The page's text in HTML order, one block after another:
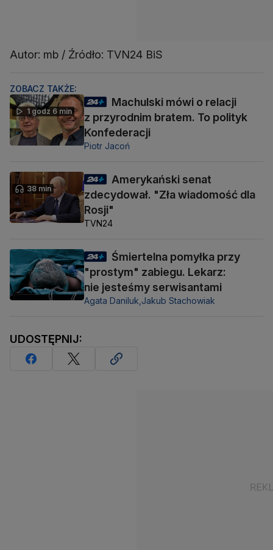
Autor: mb / Źródło: TVN24 BiS
ZOBACZ TAKŻE:
1 godz 6 min
Machulski mówi o relacji
z przyrodnim bratem. To polityk
Konfederacji
Piotr Jacoń
38 min
Amerykański senat
zdecydował. "Zła wiadomość dla
Rosji"
TVN24
Śmiertelna pomyłka przy
"prostym" zabiegu. Lekarz:
nie jesteśmy serwisantami
Agata Daniluk, Jakub Stachowiak
UDOSTĘPNIJ: